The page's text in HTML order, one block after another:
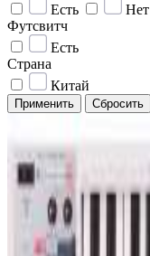
Есть
Нет
Футсвитч
Есть
Страна
Китай
Применить Сбросить